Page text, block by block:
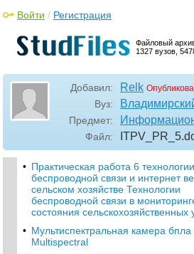
Файловый
1327 вузов,
Войти / Регистрация
Добавил: Relk
Вуз:
Предмет:
Файл: ITPV_PR_5
• Практическая работа 6 технологии
беспроводной связи и интернет
сельском хозяйстве Технологии
беспроводной связи в
состояния сельскохозяйственных
• Мультиспектральная камера бпла
Multispectral